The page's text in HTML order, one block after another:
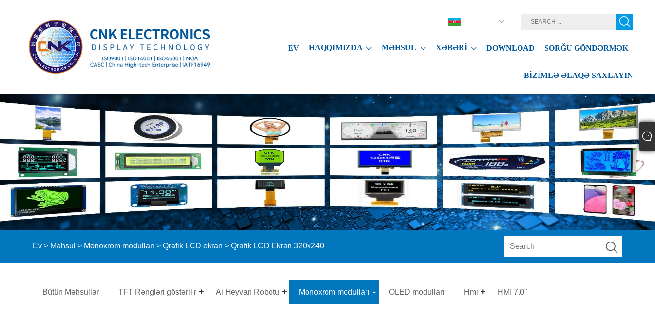
EV HAQQIMIZDA MƏHSUL XƏBƏRI DOWNLOAD SORĞU GÖNDƏRMƏK
BIZIMLƏ ƏLAQƏ SAXLAYIN
Ev > Məhsul > Monoxrom modulları >Qrafik LCD ekran > Qrafik LCD Ekran 320x240
Bütün Məhsullar TFT Rəngləri göstərilir Ai Heyvan Robotu Monoxrom modulları OLED modulları Hmi HMI 7.0"